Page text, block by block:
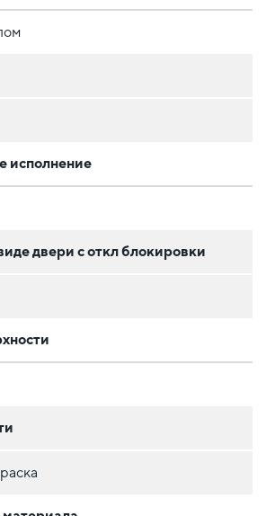
исполнение
двери с откл блокировки